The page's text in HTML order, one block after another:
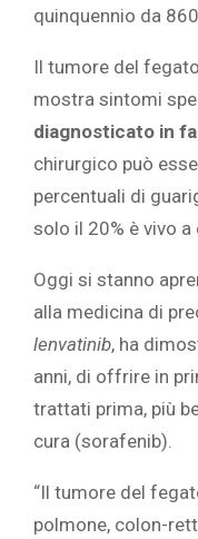
quinquennio da
Il tumore del
mostra sintomi
diagnosticato in
chirurgico può
percentuali di
solo il 20% è vivo a
Oggi si stanno
alla medicina di
lenvatinib, ha
anni, di offrire in
trattati prima, più
cura (sorafenib).
“Il tumore del
polmone, colon-